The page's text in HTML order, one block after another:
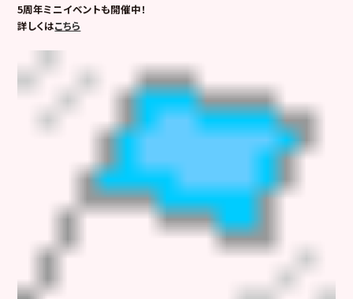
5周年ミニイベントも開催中！
詳しくはこちら